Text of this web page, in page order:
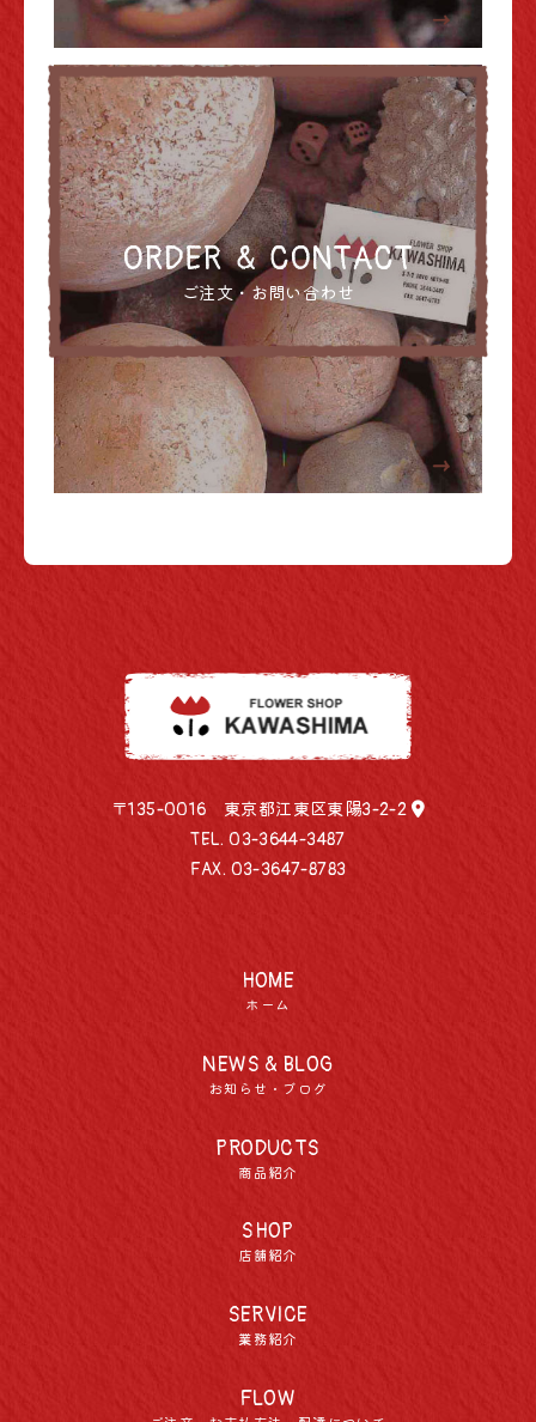
ORDER & CONTACT
ご注文・お問い合わせ
〒135-0016 東京都江東区東陽3-2-2
TEL.03-3644-3487
FAX. 03-3647-8783
HOME
ホーム
NEWS & BLOG
お知らせ・ブログ
PRODUCTS
商品紹介
SHOP
店舗紹介
SERVICE
業務紹介
FLOW